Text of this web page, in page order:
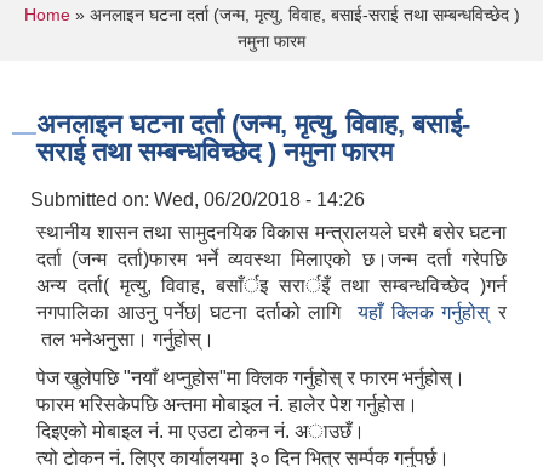
You are here
Home» अनलाइन घटना दर्ता (जन्म, मृत्यु, विवाह, बसाई-सराई तथा सम्बन्धविच्छेद )
नमुना फारम
अनलाइन घटना दर्ता (जन्म, मृत्यु, विवाह, बसाई-
सराई तथा सम्बन्धविच्छेद ) नमुना फारम
Submitted on: Wed, 06/20/2018 - 14:26
स्थानीय शासन तथा सामुदनयिक विकास मन्त्रालयले घरमै बसेर घटना
दर्ता (जन्म दर्ता)फारम भर्ने व्यवस्था मिलाएको छ।जन्म दर्ता गरेपछि
अन्य दर्ता( मृत्यु, विवाह, बसाँर्इ सरार्इँ तथा सम्बन्धविच्छेद )गर्न
नगपालिका आउनु पर्नेछ| घटना दर्ताको लागि
यहाँ क्लिक गर्नुहोस् र
तल भनेअनुसा। गर्नुहोस्।
पेज खुलेपछि "नयाँ थप्नुहोस"मा क्लिक गर्नुहोस् र फारम भर्नुहोस्।
फारम भरिसकेपछि अन्तमा मोबाइल नं. हालेर पेश गर्नुहोस।
दिइएको मोबाइल नं. मा एउटा टोकन नं. अाउछँ।
त्यो टोकन नं. लिएर कार्यालयमा ३० दिन भित्र सर्म्पक गर्नुपर्छ।